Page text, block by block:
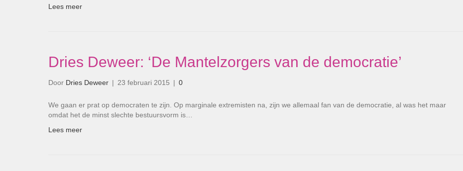
Lees meer
Dries Deweer: ‘De Mantelzorgers van de democratie’
Door Dries Deweer | 23 februari 2015 | 0
We gaan er prat op democraten te zijn. Op marginale extremisten na, zijn we allemaal fan van de democratie, al was het maar
omdat het de minst slechte bestuursvorm is…
Lees meer